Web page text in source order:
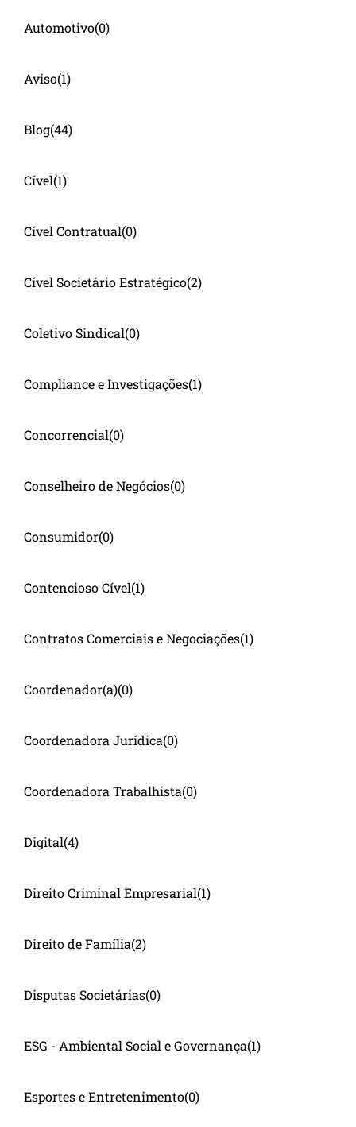
Automotivo(0)
Aviso(1)
Blog(44)
Cível(1)
Cível Contratual(0)
Cível Societário Estratégico(2)
Coletivo Sindical(0)
Compliance e Investigações(1)
Concorrencial(0)
Conselheiro de Negócios(0)
Consumidor(0)
Contencioso Cível(1)
Contratos Comerciais e Negociações(1)
Coordenador(a)(0)
Coordenadora Jurídica(0)
Coordenadora Trabalhista(0)
Digital(4)
Direito Criminal Empresarial(1)
Direito de Família(2)
Disputas Societárias(0)
ESG - Ambiental Social e Governança(1)
Esportes e Entretenimento(0)